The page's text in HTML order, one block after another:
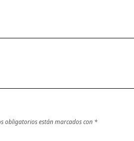
obligatorios están marcados con *